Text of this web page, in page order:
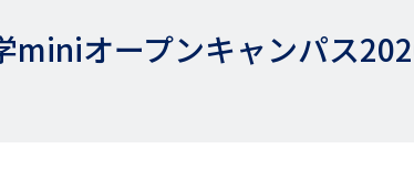
ン
miniオープンキャンパス